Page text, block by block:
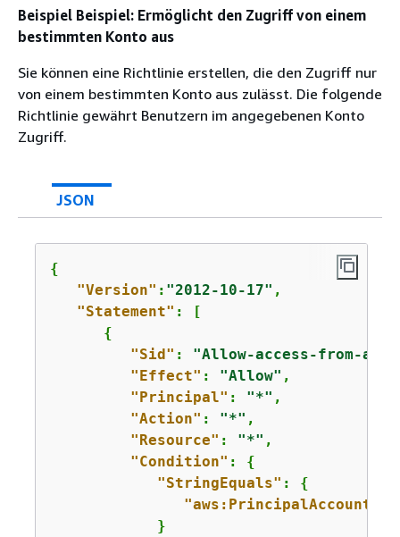
Beispiel Beispiel: Ermöglicht den Zugriff von einem
bestimmten Konto aus
Sie können eine Richtlinie erstellen, die den Zugriff nur
von einem bestimmten Konto aus zulässt. Die folgende
Richtlinie gewährt Benutzern im angegebenen Konto
Zugriff.
JSON
{
"Version" : "2012-10-17" ,
"Statement" : [
{
"Sid" : "Allow-access-from-
"Effect" : "Allow" ,
"Principal" : "*" ,
"Action" : "*" ,
"Resource" : "*" ,
"Condition" : {
"StringEquals" : {
"aws:PrincipalAccount"
            }